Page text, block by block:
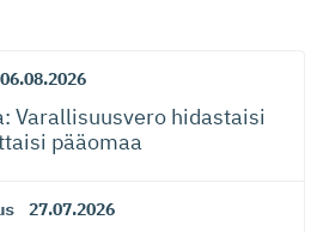
06.08.2026
Varallisuusvero hidastaisi
pääomaa
27.07.2026